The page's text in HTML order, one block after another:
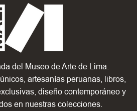
del Museo de Arte de Lima.
artesanías peruanas, libros,
diseño contemporáneo y
en nuestras colecciones.